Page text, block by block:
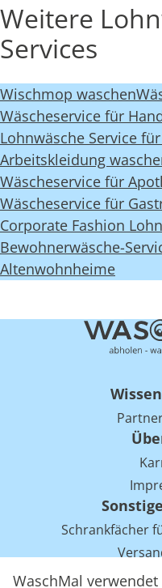
WaschMal
Weitere
Services
Wischmop waschen
Wäscheservice für
Lohnwäsche Service
Arbeitskleidung
Wäscheservice für
Wäscheservice für
Corporate Fashion
Bewohnerwäsche-
Altenwohnheime
Schrankfächer
Einsparpotentiale für